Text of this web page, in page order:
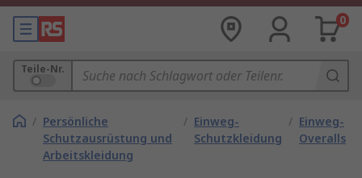
0
Teile-Nr.
/ Persönliche
Schutzausrüstung und
Arbeitskleidung
/ Einweg-
Schutzkleidung
/ Einweg-
Overalls